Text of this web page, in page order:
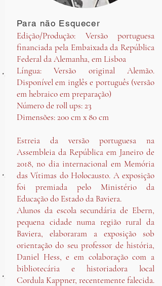
Para não Esquecer
Edição/Produção: Versão portuguesa
financiada pela Embaixada da República
Federal da Alemanha, em Lisboa
Língua: Versão original Alemão.
Disponível em inglês e português (versão
em hebraico em preparação)
Número de roll ups: 23
Dimensões: 200 cm x 80 cm
Estreia da versão portuguesa na
Assembleia da República em Janeiro de
2018, no dia internacional em Memória
das Vítimas do Holocausto. A exposição
foi premiada pelo Ministério da
Educação do Estado da Baviera.
Alunos da escola secundária de Ebern,
pequena cidade numa região rural da
Baviera, elaboraram a exposição sob
orientação do seu professor de história,
Daniel Hess, e em colaboração com a
bibliotecária e historiadora local
Cordula Kappner, recentemente falecida.